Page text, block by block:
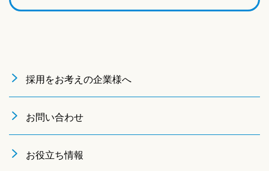
採用をお考えの企業様へ
お問い合わせ
お役立ち情報